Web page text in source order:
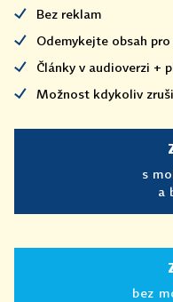
Bez reklam
Odemykejte obsah
Články v audioverzi +
Možnost kdykoliv
s
a
bez